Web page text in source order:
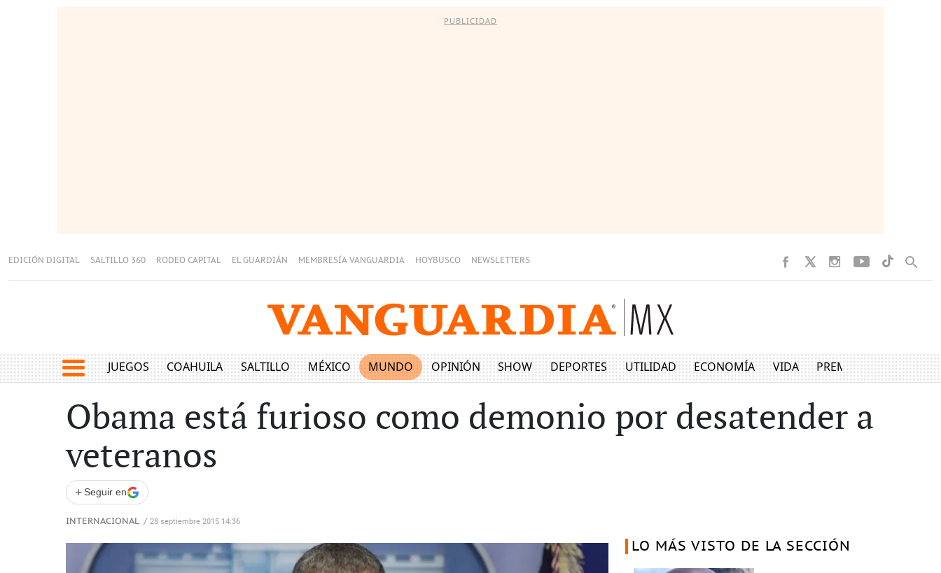
PUBLICIDAD
EDICIÓN DIGITAL SALTILLO 360 RODEO CAPITAL EL GUARDIÁN MEMBRESÍA VANGUARDIA HOYBUSCO NEWSLETTERS
JUEGOS COAHUILA SALTILLO MÉXICO MUNDO OPINIÓN SHOW DEPORTES UTILIDAD ECONOMÍA VIDA PREMIUM
Obama está furioso como demonio por desatender a
veteranos
+ Seguir en
INTERNACIONAL / 28 septiembre 2015 14:36
LO MÁS VISTO DE LA SECCIÓN